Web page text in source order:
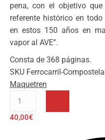
pena, con el objetivo
referente histórico en
en estos 150 años en
vapor al AVE”.
Consta de 368 páginas.
SKU Ferrocarril-
Maquetren
Historia
la
40,00€